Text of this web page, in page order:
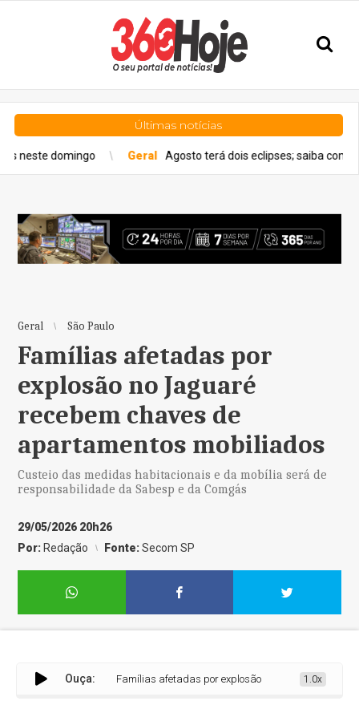
Últimas notícias
Geral Agosto terá dois eclipses; saiba como assistir aos
Geral São Paulo
Famílias afetadas por
explosão no Jaguaré
recebem chaves de
apartamentos mobiliados
Custeio das medidas habitacionais e da mobília será de
responsabilidade da Sabesp e da Comgás
29/05/2026 20h26
Por: Redação Fonte:Secom SP
Ouça:Famílias afetadas por explosão no Jaguaré recebem
1.0x